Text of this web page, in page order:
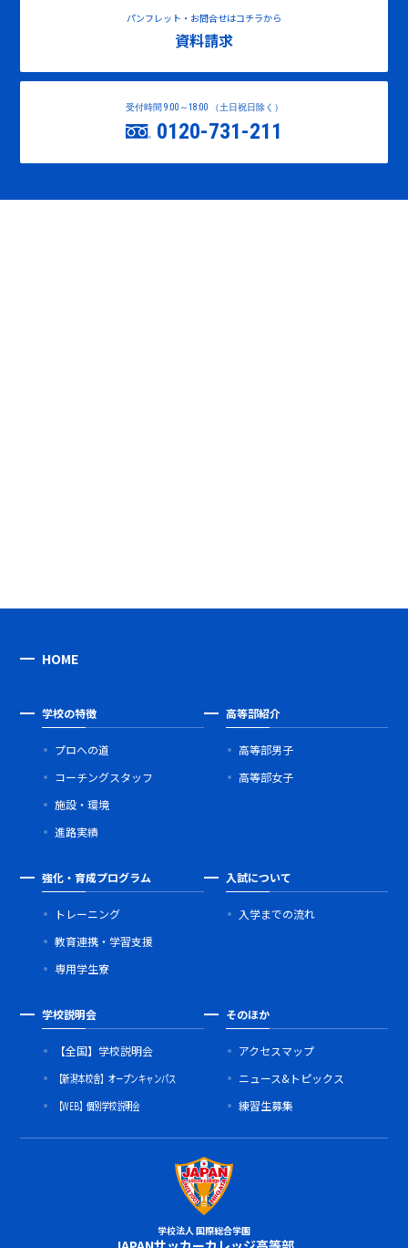
パンフレット・お問合せはコチラから
資料請求
受付時間 9:00～18:00 （土日祝日除く）
0120-731-211
HOME
学校の特徴
プロへの道
コーチングスタッフ
施設・環境
進路実績
高等部紹介
高等部男子
高等部女子
強化・育成プログラム
トレーニング
教育連携・学習支援
専用学生寮
入試について
入学までの流れ
学校説明会
【全国】学校説明会
【新潟本校舎】オープンキャンパス
【WEB】個別学校説明会
そのほか
アクセスマップ
ニュース&トピックス
練習生募集
学校法人 国際総合学園